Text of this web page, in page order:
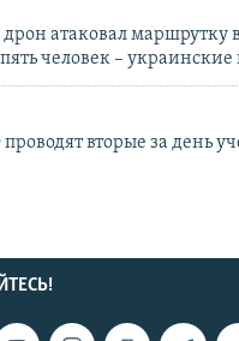
атаковал маршрутку
человек – украинские
вторые за день